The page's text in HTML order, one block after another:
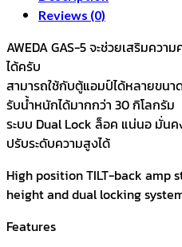
Reviews (0)
AWEDA GAS-5 จะช่วยเสริมคว
ได้ครับ
สามารถใช้กับตู้แอมป์ได้หลายขนา
รับน้ำหนักได้มากกว่า 30 กิโลกรัม
ระบบ Dual Lock ล็อค แน่นอ มั่น
ปรับระดับความสูงได้
High position TILT-back amp
height and dual locking
Features